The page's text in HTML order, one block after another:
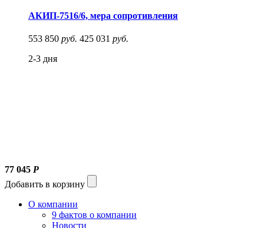
АКИП-7516/6, мера сопротивления
553 850 руб. 425 031 руб.
2-3 дня
77 045 Р
Добавить в корзину
О компании
9 фактов о компании
Новости